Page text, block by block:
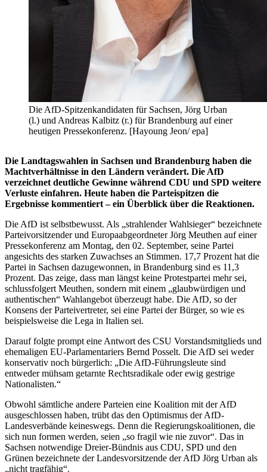
Die AfD-Spitzenkandidaten für Sachsen, Jörg Urban
(l.) und Andreas Kalbitz (r.) für Brandenburg auf einer
heutigen Pressekonferenz. [Hayoung Jeon/ epa]
Die Landtagswahlen in Sachsen und Brandenburg haben die
Machtverhältnisse in den Ländern verändert. Die AfD
verzeichnet deutliche Gewinne während CDU und SPD weitere
Verluste einfahren. Heute haben die Parteispitzen die
Ergebnisse kommentiert – ein Überblick über die Reaktionen.
Die AfD ist selbstbewusst. Als „strahlender Wahlsieger“ bezeichnete
Parteivorsitzender und Europaabgeordneter Jörg Meuthen auf einer
Pressekonferenz am Montag, den 02. September, seine Partei
angesichts des starken Zuwachses an Stimmen. 17,7 Prozent hat die
Partei in Sachsen dazugewonnen, in Brandenburg sind es 11,3
Prozent. Das zeige, dass man längst keine Protestpartei mehr sei,
schlussfolgert Meuthen, sondern mit einem „glaubwürdigen und
authentischen“ Wahlangebot überzeugt habe. Die AfD, so der
Konsens der Parteivertreter, sei eine Partei der Bürger, so wie es
beispielsweise die Lega in Italien sei.
Darauf folgte prompt eine Antwort des CSU Vorstandsmitglieds und
ehemaligen EU-Parlamentariers Bernd Posselt. Die AfD sei weder
konservativ noch bürgerlich: „Die AfD-Führungsleute sind
entweder mühsam getarnte Rechtsradikale oder ewig gestrige
Nationalisten.“
Obwohl sämtliche andere Parteien eine Koalition mit der AfD
ausgeschlossen haben, trübt das den Optimismus der AfD-
Landesverbände keineswegs. Denn die Regierungskoalitionen, die
sich nun formen werden, seien „so fragil wie nie zuvor“. Das in
Sachsen notwendige Dreier-Bündnis aus CDU, SPD und den
Grünen bezeichnete der Landesvorsitzende der AfD Jörg Urban als
„nicht tragfähig“.